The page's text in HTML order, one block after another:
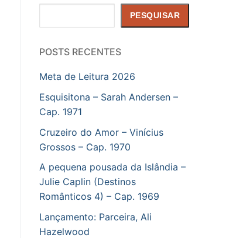
PESQUISAR
POSTS RECENTES
Meta de Leitura 2026
Esquisitona – Sarah Andersen –
Cap. 1971
Cruzeiro do Amor – Vinícius
Grossos – Cap. 1970
A pequena pousada da Islândia –
Julie Caplin (Destinos
Românticos 4) – Cap. 1969
Lançamento: Parceira, Ali
Hazelwood